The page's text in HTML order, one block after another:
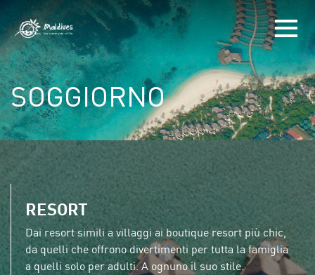
SOGGIORNO
RESORT
Dai resort simili a villaggi ai boutique resort più chic,
da quelli che offrono divertimenti per tutta la famiglia
a quelli solo per adulti. A ognuno il suo stile.